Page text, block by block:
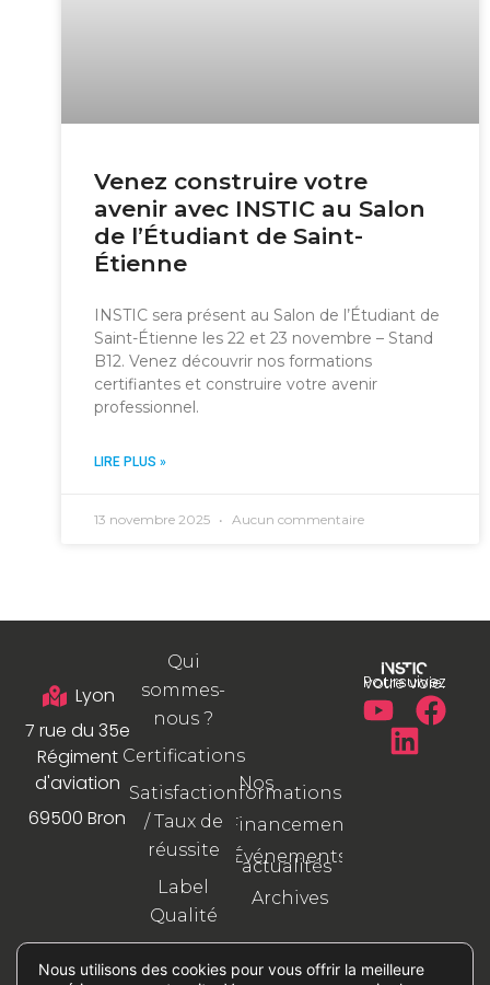
Venez construire votre
avenir avec INSTIC au Salon
de l’Étudiant de Saint-
Étienne
INSTIC sera présent au Salon de l’Étudiant de
Saint-Étienne les 22 et 23 novembre – Stand
B12. Venez découvrir nos formations
certifiantes et construire votre avenir
professionnel.
LIRE PLUS »
13 novembre 2025 Aucun commentaire
Poursuivez votre voie.
Nos
formations
Financement
Événements
/ actualités
Archives
Qui
sommes-
nous ?
Certifications
Satisfaction
/ Taux de
réussite
Label
Qualité
Lyon
7 rue du 35e
Régiment
d'aviation
69500 Bron
Nous utilisons des cookies pour vous offrir la meilleure